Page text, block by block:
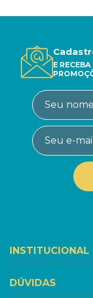
E
INSTITUCIONAL
DÚVIDAS